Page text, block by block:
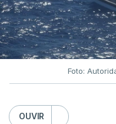
Foto:
OUVIR